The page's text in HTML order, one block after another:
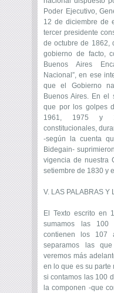
Poder Ejecutivo,
12 de diciembre de
tercer presidente
de octubre de 1862,
gobierno de facto,
Buenos Aires
Nacional”, en ese
que el Gobierno
Buenos Aires. En el
que por los golpes
1961, 1975 y
constitucionales,
-según la cuenta
Bidegain-
vigencia de nuestra
setiembre de 1830 y
V. LAS PALABRAS Y
El Texto escrito en
sumamos las
contienen los 107
separamos las
veremos más
en lo que es su parte
si contamos las 100
la componen -que